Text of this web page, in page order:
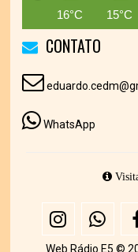
16°C 15°C
CONTATO
WhatsApp
Web Rádio E5 ©